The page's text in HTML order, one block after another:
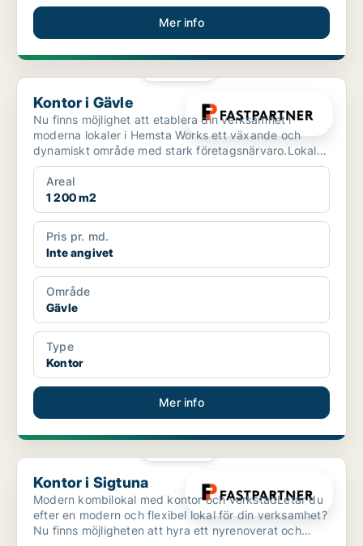
Mer info
Kontor i Gävle
Kontor i Gävle
Nu finns möjlighet att etablera din verksamhet i
moderna lokaler i Hemsta Works ett växande och
dynamiskt område med stark företagsnärvaro.Lokalen
erbjuder e...
Areal
1 200 m2
Pris pr. md.
Inte angivet
Område
Gävle
Type
Kontor
Mer info
Kontor i Sigtuna
Kontor i Sigtuna
Modern kombilokal med kontor och verkstadLetar du
efter en modern och flexibel lokal för din verksamhet?
Nu finns möjligheten att hyra ett nyrenoverat och